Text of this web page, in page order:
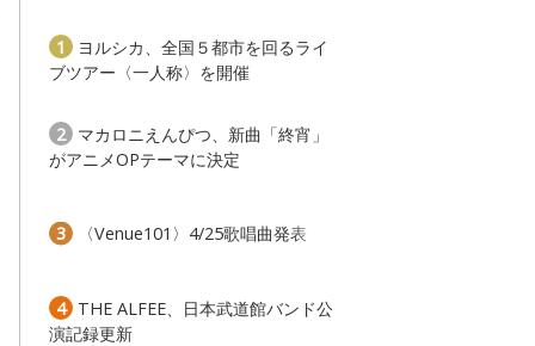
1
ブツアー〈一人称〉を開催
2
がアニメOPテーマに決定
3 〈Venue101〉4/25歌唱曲発表
4
演記録更新